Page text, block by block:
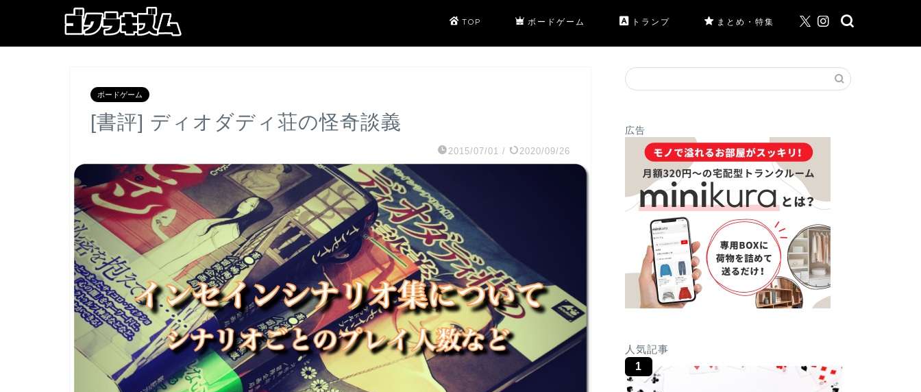
TOP ボードゲーム トランプ まとめ・特集
ボードゲーム
[書評] ディオダディ荘の怪奇談義
2015/07/01 / 2020/09/26
広告
人気記事